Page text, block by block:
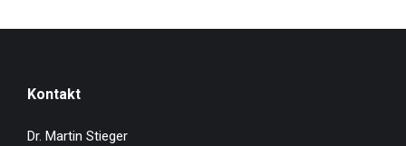
Kontakt
Dr. Martin Stieger